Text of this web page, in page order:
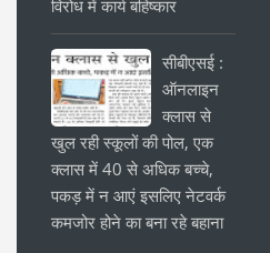
विरोध में कार्य बहिष्कार
सीबीएसई :
ऑनलाइन
क्लास से
खुल रही स्कूलों की पोल, एक
क्लास में 40 से अधिक बच्चे,
पकड़ में न आएं इसलिए नेटवर्क
कमजोर होने का बना रहे बहाना